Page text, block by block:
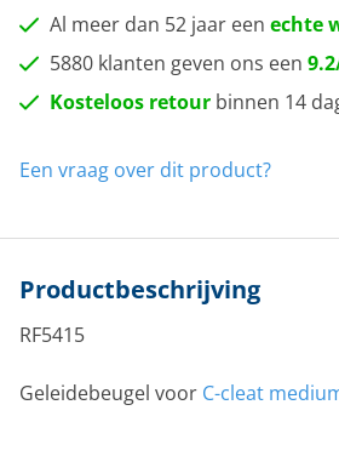
Al meer dan 52 jaar een echte
5880 klanten geven ons een
Kosteloos retour binnen 14
Een vraag over dit product?
Productbeschrijving
RF5415
Geleidebeugel voor C-cleat